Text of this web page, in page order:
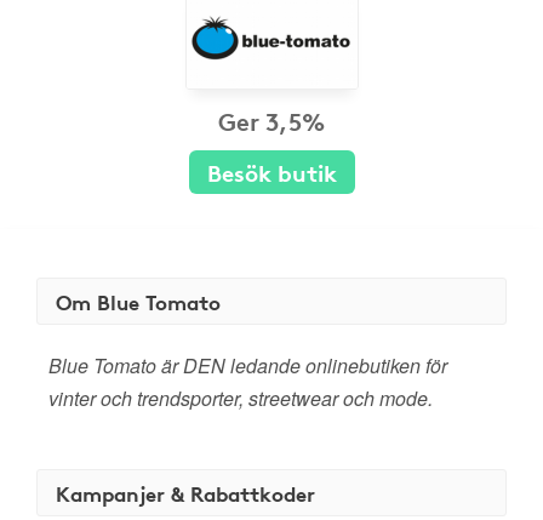
Ger 3,5%
Besök butik
Om Blue Tomato
Blue Tomato är DEN ledande onlinebutiken för
vinter och trendsporter, streetwear och mode.
Kampanjer & Rabattkoder